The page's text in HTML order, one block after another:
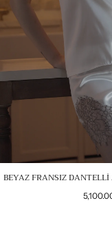
BEYAZ FRANSIZ
Normal